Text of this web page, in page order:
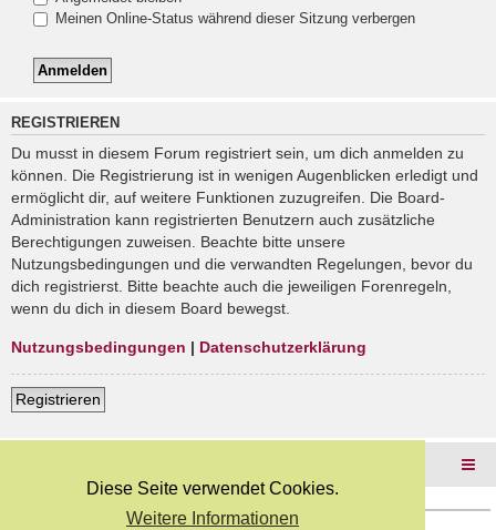
Diese Seite verwendet Cookies.
Weitere Informationen
Meinen Online-Status während dieser Sitzung verbergen
REGISTRIEREN
Du musst in diesem Forum registriert sein, um dich anmelden zu
können. Die Registrierung ist in wenigen Augenblicken erledigt und
ermöglicht dir, auf weitere Funktionen zuzugreifen. Die Board-
Administration kann registrierten Benutzern auch zusätzliche
Berechtigungen zuweisen. Beachte bitte unsere
Nutzungsbedingungen und die verwandten Regelungen, bevor du
dich registrierst. Bitte beachte auch die jeweiligen Forenregeln,
wenn du dich in diesem Board bewegst.
Nutzungsbedingungen | Datenschutzerklärung
Registrieren